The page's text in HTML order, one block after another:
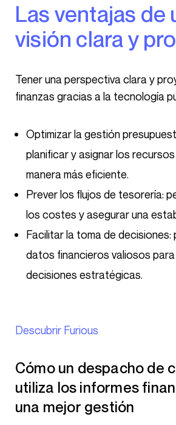
Las ventajas de una
visión clara y
Tener una perspectiva clara y proyectada de sus
finanzas gracias a la tecnología
Optimizar la gestión
planificar y asignar los
manera más eficiente.
Prever los flujos de tesorería:
los costes y asegurar una
Facilitar la toma de
datos financieros valiosos
decisiones estratégicas.
Descubrir Furious
Cómo un despacho de consultoría
utiliza los informes
una mejor gestión